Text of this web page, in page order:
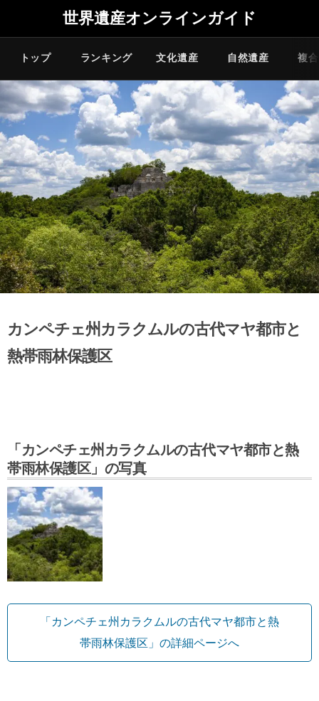
世界遺産オンラインガイド
トップ ランキング 文化遺産 自然遺産 複
カンペチェ州カラクムルの古代マヤ都市と
熱帯雨林保護区
「カンペチェ州カラクムルの古代マヤ都市と熱
帯雨林保護区」の写真
「カンペチェ州カラクムルの古代マヤ都市と熱
帯雨林保護区」の詳細ページへ